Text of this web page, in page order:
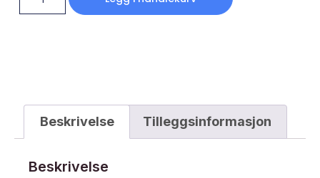
Beskrivelse Tilleggsinformasjon
Beskrivelse